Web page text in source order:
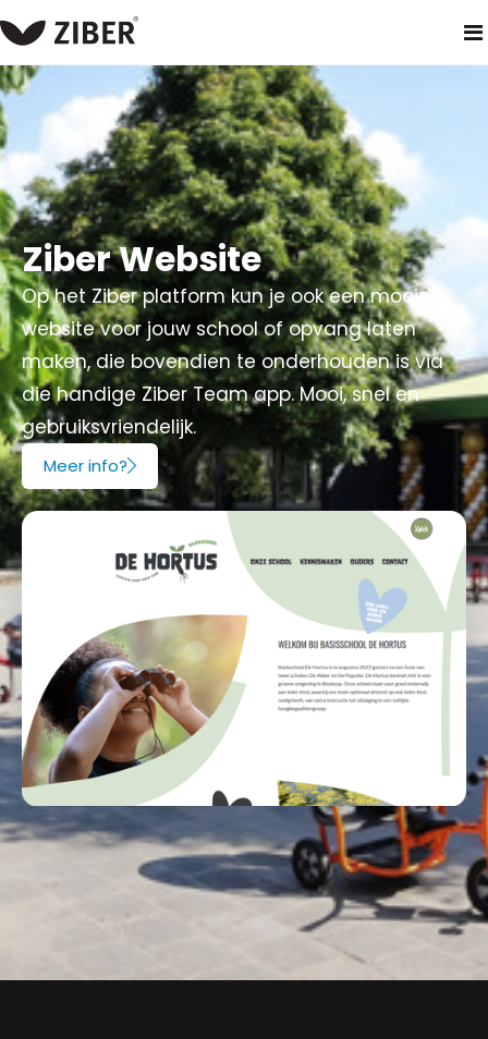
home producten ziber website - school en opvang
Ziber Website
Op het Ziber platform kun je ook een mooie
website voor jouw school of opvang laten
maken, die bovendien te onderhouden is via
die handige Ziber Team app. Mooi, snel en
gebruiksvriendelijk.
Meer info?